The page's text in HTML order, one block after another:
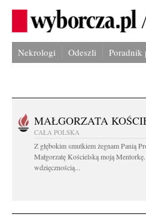
Nekrologi Odeszli Poradnik
MAŁGORZATA
CAŁA POLSKA
Z głębokim smutkiem żegnam Panią
Małgorzatę Kościelską moją
wdzięcznością...